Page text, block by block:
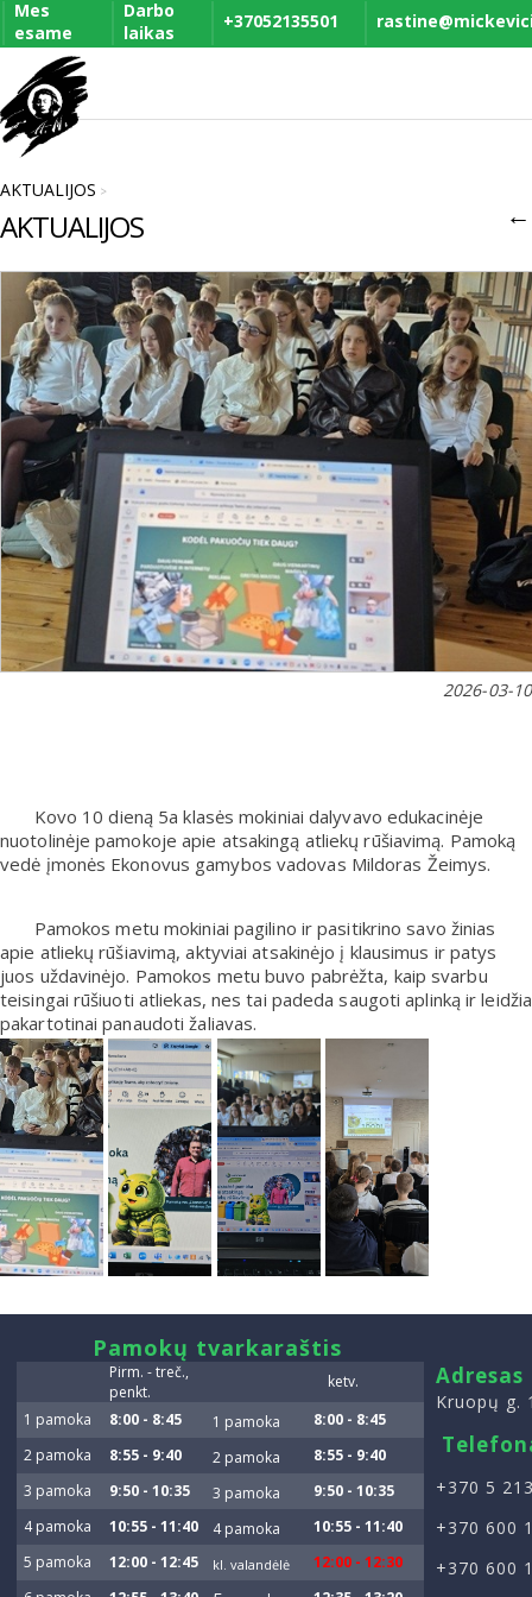
Mes
esame
Darbo
laikas
+37052135501
AKTUALIJOS >
AKTUALIJOS ←
2026-03-10
Kovo 10 dieną 5a klasės mokiniai dalyvavo edukacinėje
nuotolinėje pamokoje apie atsakingą atliekų rūšiavimą. Pamoką
vedė įmonės Ekonovus gamybos vadovas Mildoras Žeimys.
Pamokos metu mokiniai pagilino ir pasitikrino savo žinias
apie atliekų rūšiavimą, aktyviai atsakinėjo į klausimus ir patys
juos uždavinėjo. Pamokos metu buvo pabrėžta, kaip svarbu
teisingai rūšiuoti atliekas, nes tai padeda saugoti aplinką ir leidžia
pakartotinai panaudoti žaliavas.
Pamokų tvarkaraštis
Pirm. - treč.,
penkt.
ketv.
1 pamoka
8:00 - 8:45 1 pamoka
8:00 - 8:45
2 pamoka
8:55 - 9:40 2 pamoka
8:55 - 9:40
3 pamoka
9:50 - 10:35 3 pamoka
9:50 - 10:35
4 pamoka
10:55 - 11:40 4 pamoka
10:55 - 11:40
5 pamoka
12:00 - 12:45 kl. valandėlė
12:00 - 12:30
Adresas
Kruopų g.
+370 5
+370 600
+370 600